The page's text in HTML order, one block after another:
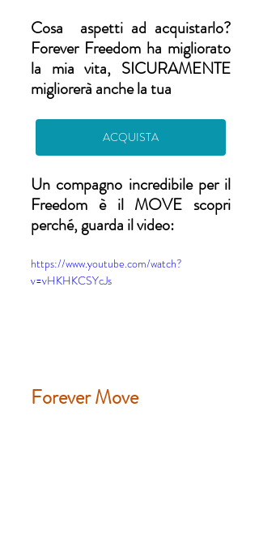
Cosa  aspetti ad acquistarlo?
Forever Freedom ha migliorato
la mia vita, SICURAMENTE
migliorerà anche la tua
ACQUISTA
Un compagno incredibile per il
Freedom è il MOVE scopri
perché, guarda il video:
https://www.youtube.com/watch?
v=vHKHKCSYcJs
Forever Move